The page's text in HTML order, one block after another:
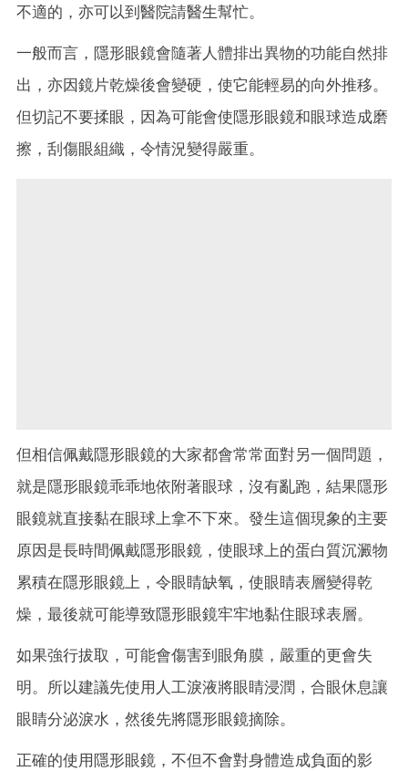
不適的，亦可以到醫院請醫生幫忙。
一般而言，隱形眼鏡會隨著人體排出異物的功能自然排
出，亦因鏡片乾燥後會變硬，使它能輕易的向外推移。
但切記不要揉眼，因為可能會使隱形眼鏡和眼球造成磨
擦，刮傷眼組織，令情況變得嚴重。
但相信佩戴隱形眼鏡的大家都會常常面對另一個問題，
就是隱形眼鏡乖乖地依附著眼球，沒有亂跑，結果隱形
眼鏡就直接黏在眼球上拿不下來。發生這個現象的主要
原因是長時間佩戴隱形眼鏡，使眼球上的蛋白質沉澱物
累積在隱形眼鏡上，令眼睛缺氧，使眼睛表層變得乾
燥，最後就可能導致隱形眼鏡牢牢地黏住眼球表層。
如果強行拔取，可能會傷害到眼角膜，嚴重的更會失
明。所以建議先使用人工淚液將眼睛浸潤，合眼休息讓
眼睛分泌淚水，然後先將隱形眼鏡摘除。
正確的使用隱形眼鏡，不但不會對身體造成負面的影